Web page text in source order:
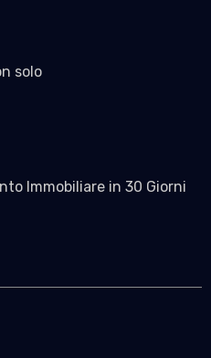
solo
Immobiliare in 30 Giorni